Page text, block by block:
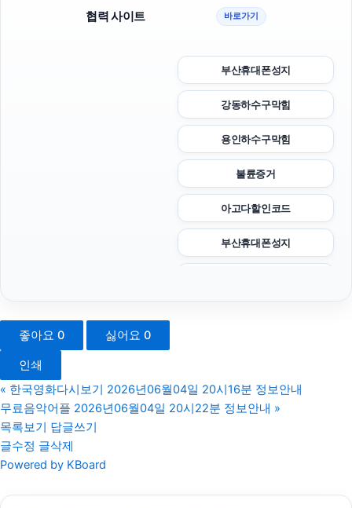
협력 사이트 바로가기
부산휴대폰성지
강동하수구막힘
용인하수구막힘
불륜증거
아고다할인코드
부산휴대폰성지
폰테크
좋아요 0 싫어요 0
인쇄
« 한국영화다시보기 2026년06월04일 20시16분 정보안내
무료음악어플 2026년06월04일 20시22분 정보안내 »
목록보기 답글쓰기
글수정 글삭제
Powered by KBoard